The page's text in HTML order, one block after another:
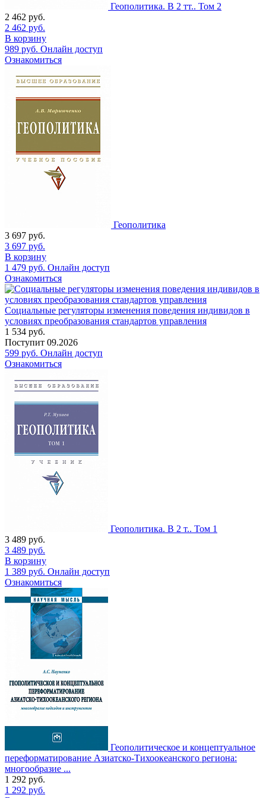
Геополитика. В 2 тт.. Том 2
2 462 руб.
2 462 руб.
В корзину
989 руб. Онлайн доступ
Ознакомиться
Геополитика
3 697 руб.
3 697 руб.
В корзину
1 479 руб. Онлайн доступ
Ознакомиться
Социальные регуляторы изменения поведения индивидов в
условиях преобразования стандартов управления
1 534 руб.
Поступит 09.2026
599 руб. Онлайн доступ
Ознакомиться
Геополитика. В 2 т.. Том 1
3 489 руб.
3 489 руб.
В корзину
1 389 руб. Онлайн доступ
Ознакомиться
Геополитическое и концептуальное
переформатирование Азиатско-Тихоокеанского региона:
многообразие ...
1 292 руб.
1 292 руб.